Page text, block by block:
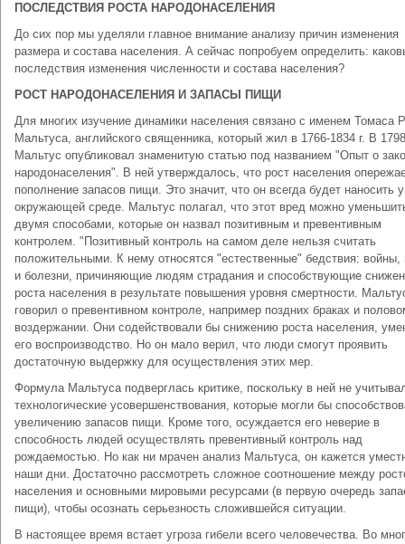
ПОСЛЕДСТВИЯ РОСТА НАРОДОНАСЕЛЕНИЯ
До сих пор мы уделяли главное внимание анализу причин изменения
размера и состава населения. А сейчас попробуем определить:
последствия изменения численности и состава населения?
РОСТ НАРОДОНАСЕЛЕНИЯ И ЗАПАСЫ ПИЩИ
Для многих изучение динамики населения связано с именем Томаса
Мальтуса, английского священника, который жил в 1766-1834 г. В
Мальтус опубликовал знаменитую статью под названием "Опыт о
народонаселения". В ней утверждалось, что рост населения
пополнение запасов пищи. Это значит, что он всегда будет наносить
окружающей среде. Мальтус полагал, что этот вред можно
двумя способами, которые он назвал позитивным и превентивным
контролем. "Позитивный контроль на самом деле нельзя считать
положительными. К нему относятся "естественные" бедствия: войны,
и болезни, причиняющие людям страдания и способствующие
роста населения в результате повышения уровня смертности.
говорил о превентивном контроле, например поздних браках и
воздержании. Они содействовали бы снижению роста населения,
его воспроизводство. Но он мало верил, что люди смогут проявить
достаточную выдержку для осуществления этих мер.
Формула Мальтуса подверглась критике, поскольку в ней не
технологические усовершенствования, которые могли бы
увеличению запасов пищи. Кроме того, осуждается его неверие в
способность людей осуществлять превентивный контроль над
рождаемостью. Но как ни мрачен анализ Мальтуса, он кажется
наши дни. Достаточно рассмотреть сложное соотношение между
населения и основными мировыми ресурсами (в первую очередь
пищи), чтобы осознать серьезность сложившейся ситуации.
В настоящее время встает угроза гибели всего человечества. Во